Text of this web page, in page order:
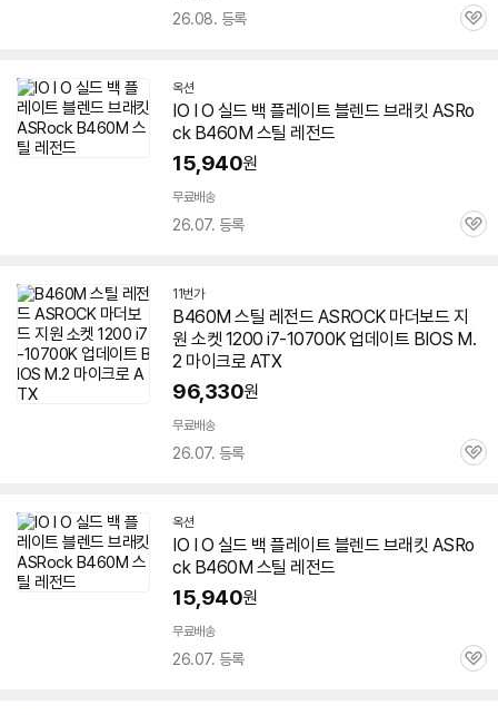
26.08. 등록
관
옥션
IO I O 실드 백 플레이트 블렌드 브래킷 ASRo
ck B460M 스틸 레전드
15,940원
무료배송
26.07. 등록
관
11번가
B460M 스틸 레전드 ASROCK 마더보드 지
원 소켓 1200 i7-10700K 업데이트 BIOS M.
2 마이크로 ATX
96,330원
무료배송
26.07. 등록
관
옥션
IO I O 실드 백 플레이트 블렌드 브래킷 ASRo
ck B460M 스틸 레전드
15,940원
무료배송
26.07. 등록
관